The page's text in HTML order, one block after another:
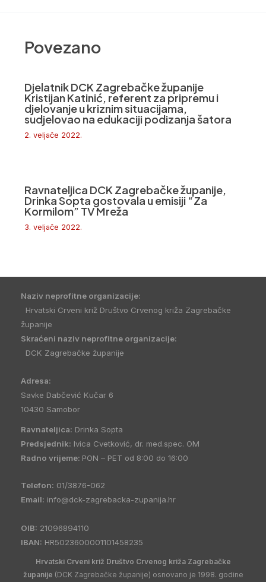
Povezano
Djelatnik DCK Zagrebačke županije
Kristijan Katinić, referent za pripremu i
djelovanje u kriznim situacijama,
sudjelovao na edukaciji podizanja šatora
2. veljače 2022.
Ravnateljica DCK Zagrebačke županije,
Drinka Sopta gostovala u emisiji “Za
Kormilom” TV Mreža
3. veljače 2022.
Naziv neprofitne organizacije:
Hrvatski Crveni križ Društvo Crvenog križa Zagrebačke
županije
Skraćeni naziv neprofitne organizacije:
DCK Zagrebačke županije
Adresa:
Savke Dabčević Kučar 6
10430 Samobor
Ravnateljica: Drinka Sopta
Predsjednik: Ivica Cvetković, dr. med.spec. OM
Radno vrijeme: PON – PET od 8:00 do 16:00
Telefon: 01/3876-062
Email: info@dck-zagrebacka-zupanija.hr
OIB: 21096894110
IBAN: HR5023600001101458235
Hrvatski Crveni križ Društvo Crvenog križa Zagrebačke
županije (DCK Zagrebačke županije) osnovano je 1998. godine